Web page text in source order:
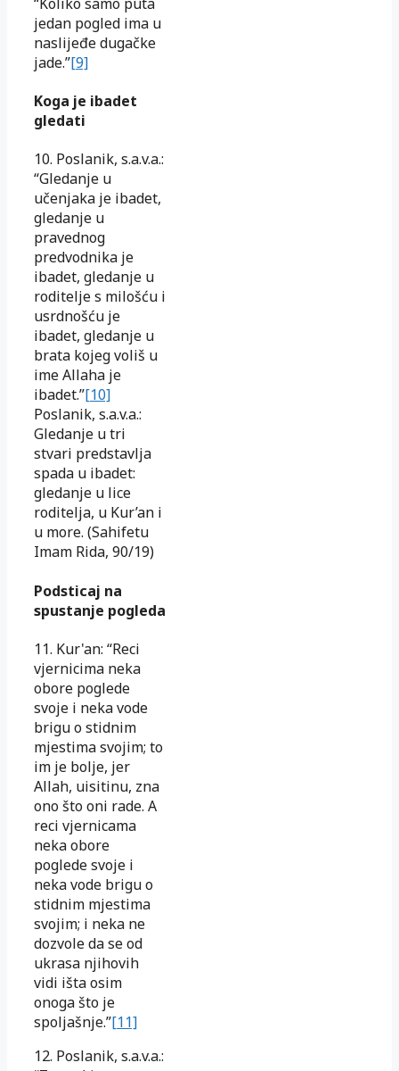
jedan pogled ima u
naslijeđe dugačke
jade.”[9]
Koga je ibadet
gledati
10. Poslanik, s.a.v.a.:
“Gledanje u
učenjaka je ibadet,
gledanje u
pravednog
predvodnika je
ibadet, gledanje u
roditelje s milošću i
usrdnošću je
ibadet, gledanje u
brata kojeg voliš u
ime Allaha je
ibadet.”[10]
Poslanik, s.a.v.a.:
Gledanje u tri
stvari predstavlja
spada u ibadet:
gledanje u lice
roditelja, u Kur’an i
u more. (Sahifetu
Imam Rida, 90/19)
Podsticaj na
spustanje pogleda
11. Kur'an: “Reci
vjernicima neka
obore poglede
svoje i neka vode
brigu o stidnim
mjestima svojim; to
im je bolje, jer
Allah, uisitinu, zna
ono što oni rade. A
reci vjernicama
neka obore
poglede svoje i
neka vode brigu o
stidnim mjestima
svojim; i neka ne
dozvole da se od
ukrasa njihovih
vidi išta osim
onoga što je
spoljašnje.”[11]
12. Poslanik, s.a.v.a.: